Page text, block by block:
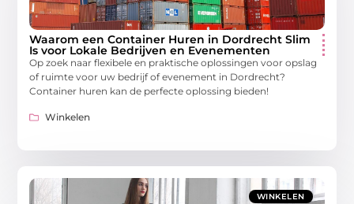
Waarom een Container Huren in Dordrecht Slim
Is voor Lokale Bedrijven en Evenementen
Op zoek naar flexibele en praktische oplossingen voor opslag
of ruimte voor uw bedrijf of evenement in Dordrecht?
Container huren kan de perfecte oplossing bieden!
Winkelen
WINKELEN